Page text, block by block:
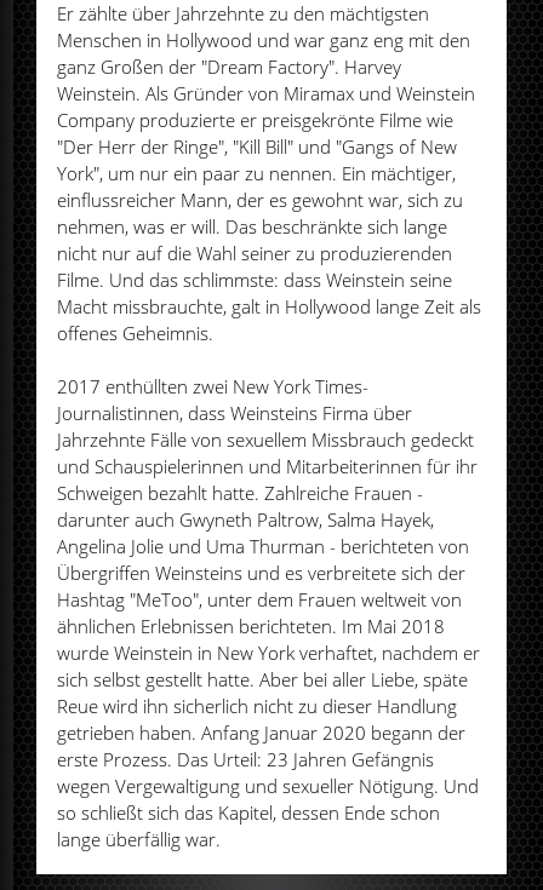
Er zählte über Jahrzehnte zu den mächtigsten
Menschen in Hollywood und war ganz eng mit den
ganz Großen der "Dream Factory". Harvey
Weinstein. Als Gründer von Miramax und Weinstein
Company produzierte er preisgekrönte Filme wie
"Der Herr der Ringe", "Kill Bill" und "Gangs of New
York", um nur ein paar zu nennen. Ein mächtiger,
einflussreicher Mann, der es gewohnt war, sich zu
nehmen, was er will. Das beschränkte sich lange
nicht nur auf die Wahl seiner zu produzierenden
Filme. Und das schlimmste: dass Weinstein seine
Macht missbrauchte, galt in Hollywood lange Zeit als
offenes Geheimnis.
2017 enthüllten zwei New York Times-
Journalistinnen, dass Weinsteins Firma über
Jahrzehnte Fälle von sexuellem Missbrauch gedeckt
und Schauspielerinnen und Mitarbeiterinnen für ihr
Schweigen bezahlt hatte. Zahlreiche Frauen -
darunter auch Gwyneth Paltrow, Salma Hayek,
Angelina Jolie und Uma Thurman - berichteten von
Übergriffen Weinsteins und es verbreitete sich der
Hashtag "MeToo", unter dem Frauen weltweit von
ähnlichen Erlebnissen berichteten. Im Mai 2018
wurde Weinstein in New York verhaftet, nachdem er
sich selbst gestellt hatte. Aber bei aller Liebe, späte
Reue wird ihn sicherlich nicht zu dieser Handlung
getrieben haben. Anfang Januar 2020 begann der
erste Prozess. Das Urteil: 23 Jahren Gefängnis
wegen Vergewaltigung und sexueller Nötigung. Und
so schließt sich das Kapitel, dessen Ende schon
lange überfällig war.